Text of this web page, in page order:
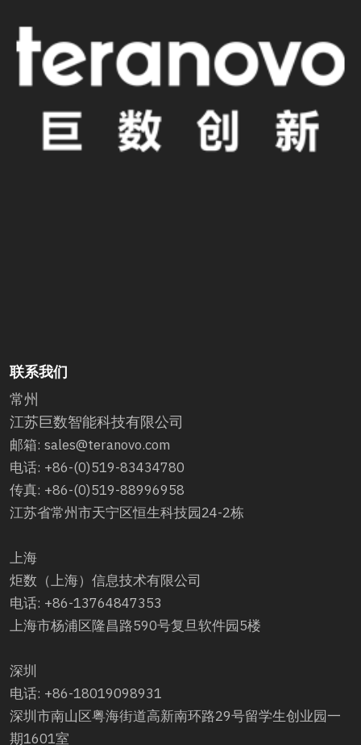
联系我们
常州
江苏巨数智能科技有限公司
邮箱: sales@teranovo.com
电话: +86-(0)519-83434780
传真: +86-(0)519-88996958
江苏省常州市天宁区恒生科技园24-2栋
上海
炬数（上海）信息技术有限公司
电话: +86-13764847353
上海市杨浦区隆昌路590号复旦软件园5楼
深圳
电话: +86-18019098931
深圳市南山区粤海街道高新南环路29号留学生创业园一
期1601室